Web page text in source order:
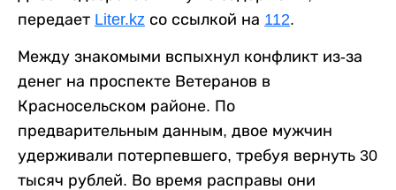
передает Liter.kz со ссылкой на 112.
Между знакомыми вспыхнул конфликт из-за
денег на проспекте Ветеранов в
Красносельском районе. По
предварительным данным, двое мужчин
удерживали потерпевшего, требуя вернуть 30
тысяч рублей. Во время расправы они